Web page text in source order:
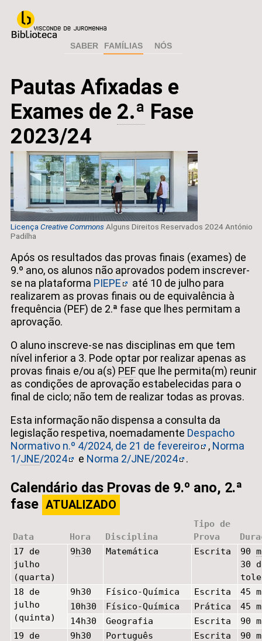
SABER FAMÍLIAS NÓS
Pautas Afixadas e
Exames de 2.ª Fase
2023/24
LicençaCreative CommonsAlguns Direitos Reservados 2024 António
Padilha
Após os resultados das provas finais (exames) de
9.º ano, os alunos não aprovados podem inscrever-
se na plataforma PIEPE
até 10 de julho para
realizarem as provas finais ou de equivalência à
frequência (PEF) de 2.ª fase que lhes permitam a
aprovação.
O aluno inscreve-se nas disciplinas em que tem
nível inferior a 3. Pode optar por realizar apenas as
provas finais e/ou a(s) PEF que lhe permita(m) reunir
as condições de aprovação estabelecidas para o
final de ciclo; não tem de realizar todas as provas.
Esta informação não dispensa a consulta da
legislação respetiva, noemadamente Despacho
Normativo n.º 4/2024, de 21 de fevereiro
, Norma
1/JNE/2024 e Norma 2/JNE/2024 .
Calendário das Provas de 9.º ano, 2.ª
fase ATUALIZADO
Data Hora Disciplina
Tipo de
Prova
17 de
julho
(quarta)
9h30 Matemática Escrita 90
30
18 de
julho
(quinta)
9h30 Físico-Química Escrita
45
10h30
Físico-Química Prática
45
14h30
Geografia Escrita
90
19 de
9h30 Português Escrita
90